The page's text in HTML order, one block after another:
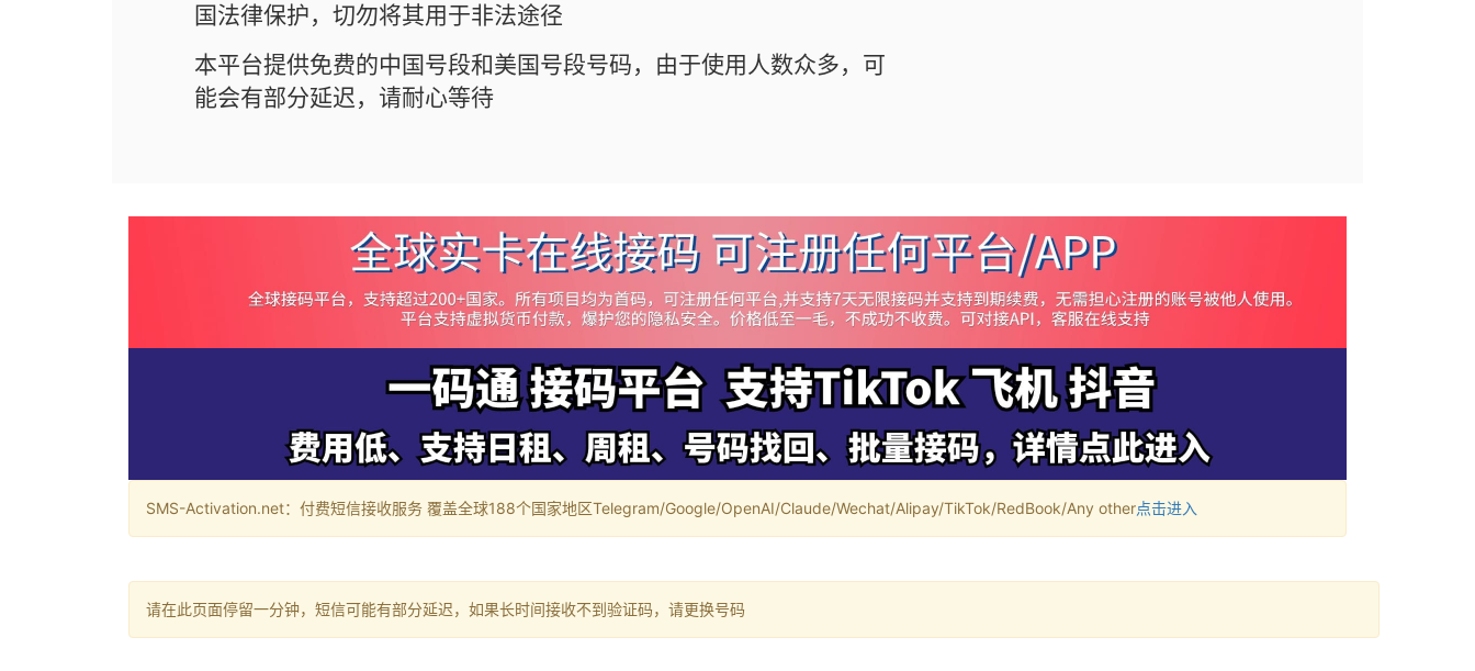
国法律保护，切勿将其用于非法途径
本平台提供免费的中国号段和美国号段号码，由于使用人数众多，可
能会有部分延迟，请耐心等待
SMS-Activation.net：付费短信接收服务 覆盖全球188个国家地区Telegram/Google/OpenAI/Claude/Wechat/Alipay/TikTok/RedBook/Any other点击进入
请在此页面停留一分钟，短信可能有部分延迟，如果长时间接收不到验证码，请更换号码